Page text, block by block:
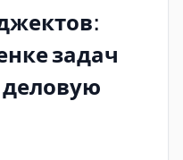
и передвигает
в тонусе. Решение
встреч,
именно команды,
задач